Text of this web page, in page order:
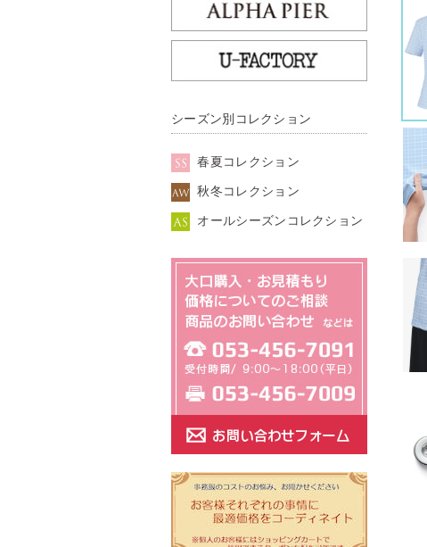
シーズン別コレクション
春夏コレクション
秋冬コレクション
オールシーズンコレクション